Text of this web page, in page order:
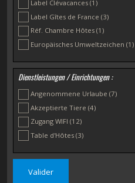
Label Clévacances(1)
Label Gîtes de France(3)
Réf. Chambre Hôtes(1)
Europäisches Umweltzeichen(1)
Dienstleistungen / Einrichtungen :
Angenommene Urlaube(7)
Akzeptierte Tiere(4)
Zugang WIFI(12)
Table d'Hôtes(3)